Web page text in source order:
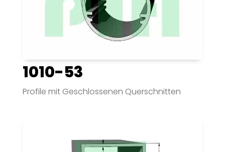
1010-53
Profile mit Geschlossenen Querschnitten